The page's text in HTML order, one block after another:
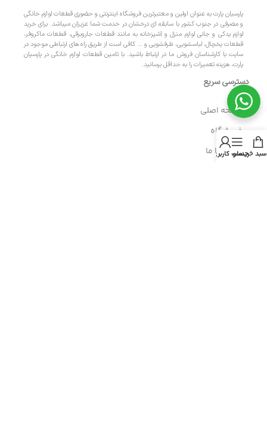
پارسیان پارت به عنوان اولین و معتبرترین فروشگاه اینترنتی و حضوری قطعات لوازم خانگی
و مصرفی در جنوب کشور با سابقه ای درخشان در خدمت شما عزیزان میباشد. برای خرید
لوازم یدکی و جانی لوازم منزل و آشپزخانه به مانند قطعات جاروبرقی، قطعات ماکروفر،
قطعات یخچال، لباسشویی، ظرفشویی و … کافی است از طریق راه های ارتباطی موجود در
سایت با کارشناسان فروش ما در ارتباط باشید. با تامین قطعات لوازم خانگی در پارسیان
پارت، هزینه تعمیرات را به حداقل برسانید.
دسترسی سریع
- صفحه اصلی
- فروشگاه
- تماس با ماسبد خریدمنو
حساب کاربری من